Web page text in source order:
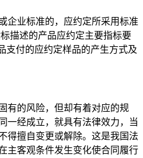
企业标准的，应约定所采用标准
描述的产品应约定主要指标要
支付的应约定样品的产生方式及
有的风险，但却有着对应的规
一经成立，就具有法律效力，当
得擅自变更或解除。这是我国法
主客观条件发生变化使合同履行